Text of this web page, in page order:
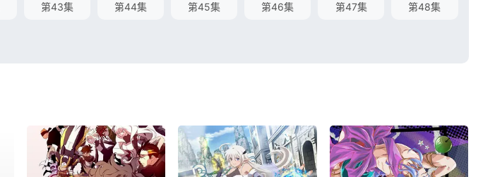
第43集 第44集 第45集 第46集 第47集 第48集